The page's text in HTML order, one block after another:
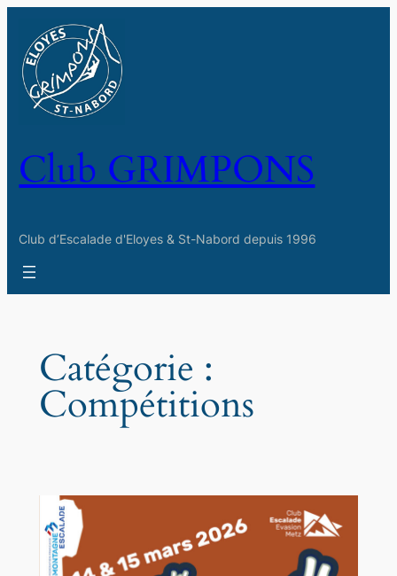
contenu
Club GRIMPONS
Club d’Escalade d'Eloyes & St-Nabord depuis 1996
Catégorie :
Compétitions